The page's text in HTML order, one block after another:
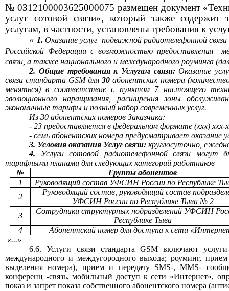
№ 0312100003625000075 размещен документ
услуг сотовой связи», который также содержит
услугам, в частности, установлены требования к
« 1. Оказание услуг подвижной радиотелефонной
Российской Федерации с возможностью предоставления
связи, а также национального и международного роуминга
2. Общие требования к Услугам связи:Оказание
связи стандарта GSMдля30 абонентских номера
меняться) в соответствие с пунктом 7 настоящего
эволюционного наращивания, расширения зоны
экономичные тарифы и полный набор современных услуг.
Из 30 абонентских номеров Заказчика:
- 23 предоставляется в федеральном формате(ххх) ххх-
- семь абонентских номера предусматривает оказание
3. Условия оказания Услуг связи: круглосуточно,
4. Услуги сотовой радиотелефонной связи могут
тарифными планами для следующих категорий работников
№
Группы абонентов
1
Руководящий состав УФСИН России по Республике
2
Руководящий состав, руководящий состав
УФСИН России по Республике Тыва № 2
3
Сотрудники структурных подразделений УФСИН
Республике Тыва
4
Абонентский номер для доступа к сети
«...»
6.6. Услуги связи стандарта GSMвключают
международного и междугородного выхода; роуминг, п
выделения номера), прием и передачу SMS-, MMS-
конференц -связь, мобильный доступ к сети «Интернет»,
показ и запрет показа собственного абонентского номера